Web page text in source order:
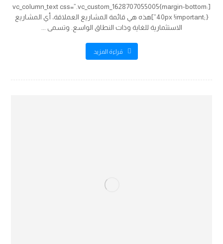
[vc_column_text css=”.vc_custom_1628707055005{margin-bottom:
40px !important;}”]هذه هي قائمة المشاريع العملاقة، أي المشاريع
الاستثمارية للغاية وذات النطاق الواسع. وتسمى ...
قراءة المزيد